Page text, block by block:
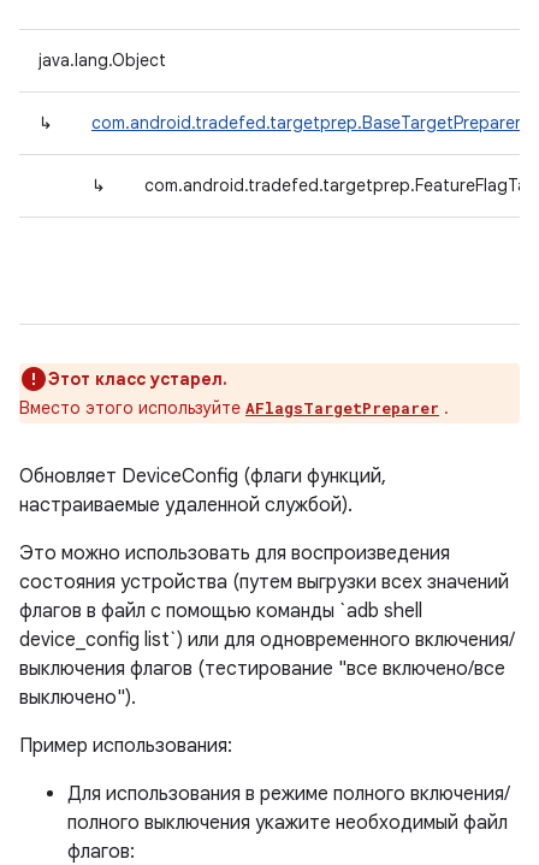
java.lang.Object
↳ com.android.tradefed.targetprep.BaseTargetPreparer
↳
Этот класс устарел.
Вместо этого используйте AFlagsTargetPreparer .
Обновляет DeviceConfig (флаги функций,
настраиваемые удаленной службой).
Это можно использовать для воспроизведения
состояния устройства (путем выгрузки всех значений
флагов в файл с помощью команды `adb shell
device_config list`) или для одновременного включения/
выключения флагов (тестирование "все включено/все
выключено").
Пример использования:
Для использования в режиме полного включения/
полного выключения укажите необходимый файл
флагов: